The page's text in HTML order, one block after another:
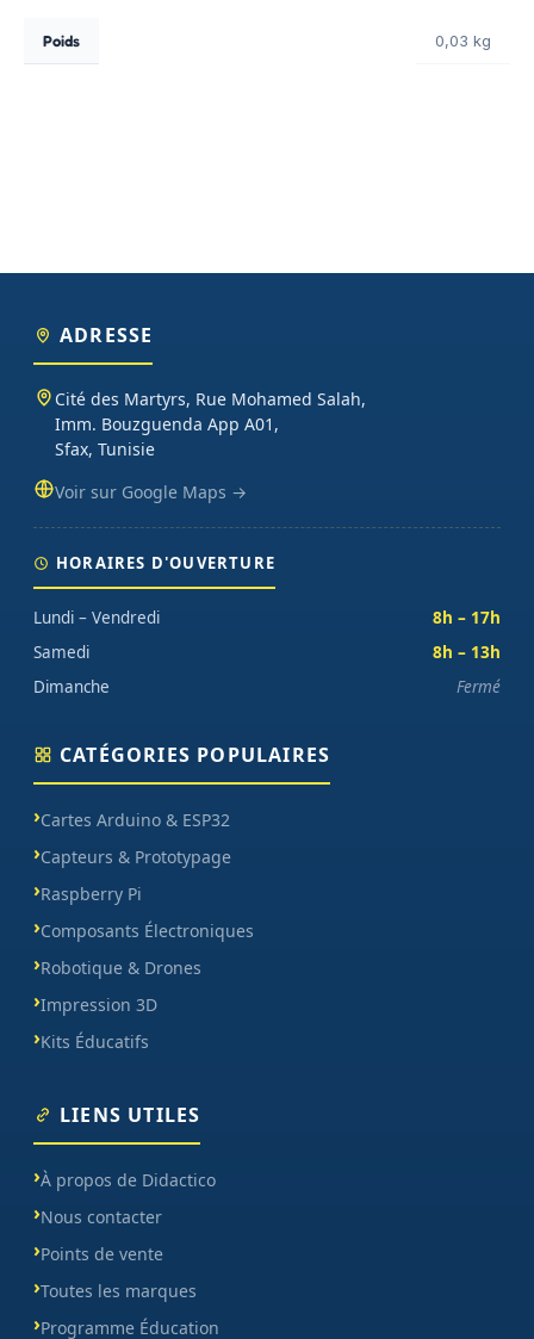
Poids 0,03 kg
ADRESSE
Cité des Martyrs, Rue Mohamed Salah,
Imm. Bouzguenda App A01,
Sfax, Tunisie
Voir sur Google Maps →
HORAIRES D'OUVERTURE
Lundi – Vendredi
8h – 17h
Samedi
8h – 13h
Dimanche
Fermé
CATÉGORIES POPULAIRES
Cartes Arduino & ESP32
Capteurs & Prototypage
Raspberry Pi
Composants Électroniques
Robotique & Drones
Impression 3D
Kits Éducatifs
LIENS UTILES
À propos de Didactico
Nous contacter
Points de vente
Toutes les marques
Programme Éducation